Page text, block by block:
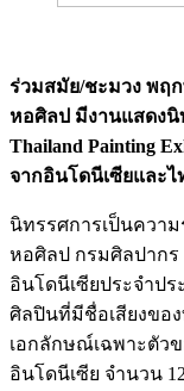
ร่วมสมัย/ชะมวง พ
หอศิลป มีงานแสดงนิท
Thailand Painting
จากอินโดนีเซียและไ
นิทรรศการเป็นควา
หอศิลป กรมศิลปาก
อินโดนีเซียประจำปร
ศิลปินที่มีชื่อเสียงขอ
เอกลักษณ์เฉพาะตัว
อินโดนีเซีย จำนวน